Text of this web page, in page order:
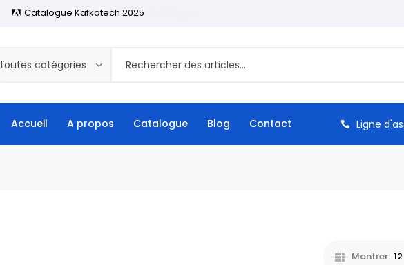
Catalogue Kafkotech 2025
toutes catégories
Accueil A propos Catalogue Blog Contact Ligne
Montrer: 12